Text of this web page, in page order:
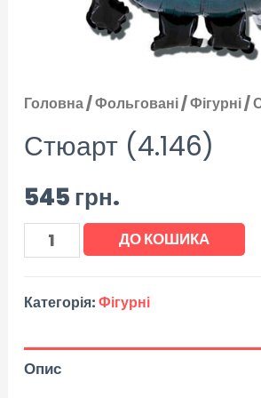
Головна/Фольговані/Фігурні/
Стюарт (4.146)
545грн.
ДО КОШИКА
Категорія:Фігурні
Опис